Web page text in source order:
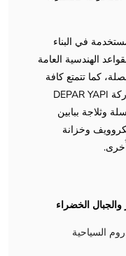
في البناء
الهندسية العامة
كما تتمتع كافة
الفلل بتجهيزات مطبخية متكاملة من ماركة DEPAR YAPI
وثلاجة ببابين
وخزانة
الخضراء
السياحية